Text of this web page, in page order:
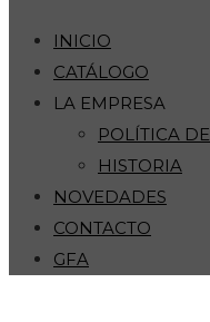
INICIO
CATÁLOGO
LA EMPRESA
POLÍTICA
HISTORIA
NOVEDADES
CONTACTO
GFA